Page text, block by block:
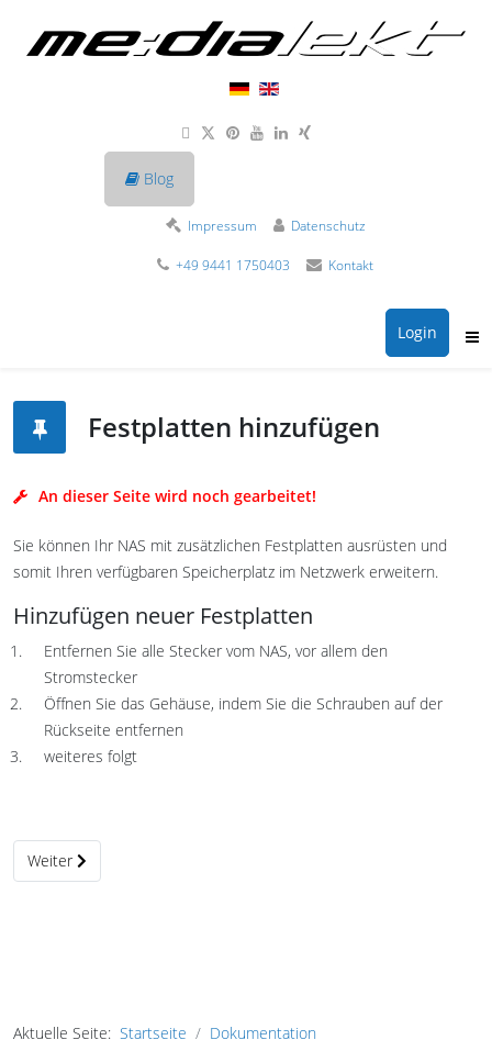
Blog
Impressum Datenschutz
+49 9441 1750403 Kontakt
Login
Festplatten hinzufügen
An dieser Seite wird noch gearbeitet!
Sie können Ihr NAS mit zusätzlichen Festplatten ausrüsten und
somit Ihren verfügbaren Speicherplatz im Netzwerk erweitern.
Hinzufügen neuer Festplatten
Entfernen Sie alle Stecker vom NAS, vor allem den
Stromstecker
Öffnen Sie das Gehäuse, indem Sie die Schrauben auf der
Rückseite entfernen
weiteres folgt
Nächster Beitrag: RAID 1 Verbund auflösen in Non RAID
Weiter
Aktuelle Seite: Startseite
Dokumentation